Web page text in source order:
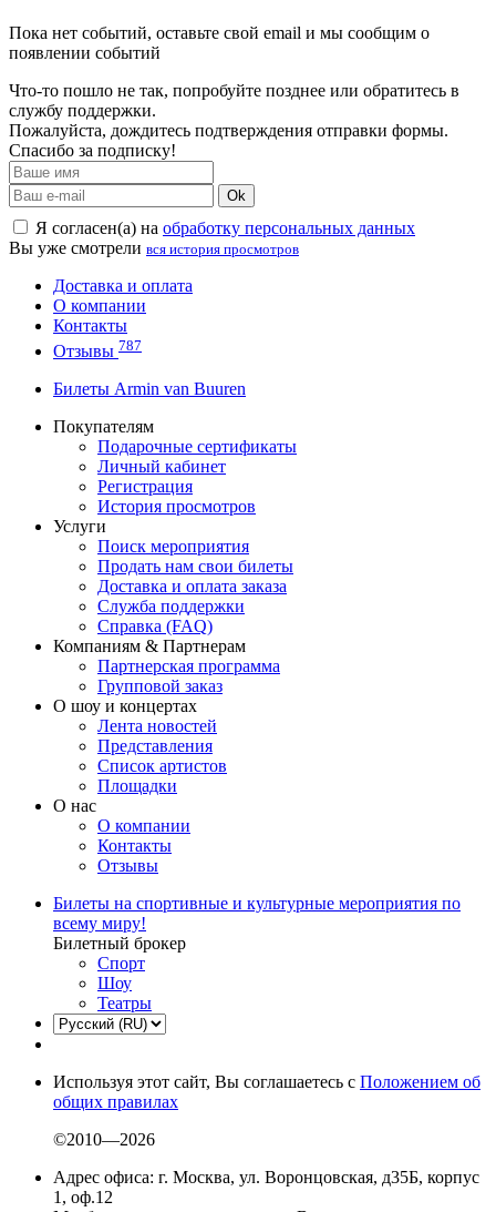
Пока нет событий, оставьте свой email и мы сообщим о
появлении событий
Что-то пошло не так, попробуйте позднее или обратитесь в
службу поддержки.
Пожалуйста, дождитесь подтверждения отправки формы.
Спасибо за подписку!
Ok
Я согласен(а) на обработку персональных данных
Вы уже смотрели вся история просмотров
Доставка и оплата
О компании
Контакты
Отзывы 787
Билеты Armin van Buuren
Покупателям
Подарочные сертификаты
Личный кабинет
Регистрация
История просмотров
Услуги
Поиск мероприятия
Продать нам свои билеты
Доставка и оплата заказа
Служба поддержки
Справка (FAQ)
Компаниям & Партнерам
Партнерская программа
Групповой заказ
О шоу и концертах
Лента новостей
Представления
Список артистов
Площадки
О нас
О компании
Контакты
Отзывы
Билеты на спортивные и культурные мероприятия по
всему миру!
Билетный брокер
Спорт
Шоу
Театры
Используя этот сайт, Вы соглашаетесь с Положением об
общих правилах
©2010—2026
Адрес офиса: г. Москва, ул. Воронцовская, д35Б, корпус
1, оф.12